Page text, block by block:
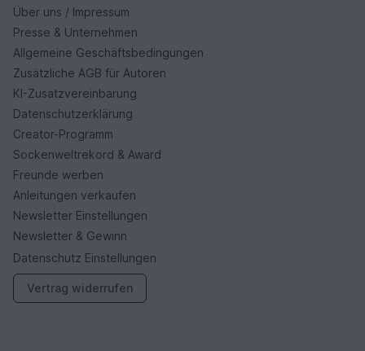
Über uns / Impressum
Presse & Unternehmen
Allgemeine Geschäftsbedingungen
Zusätzliche AGB für Autoren
KI-Zusatzvereinbarung
Datenschutzerklärung
Creator-Programm
Sockenweltrekord & Award
Freunde werben
Anleitungen verkaufen
Newsletter Einstellungen
Newsletter & Gewinn
Datenschutz Einstellungen
Vertrag widerrufen